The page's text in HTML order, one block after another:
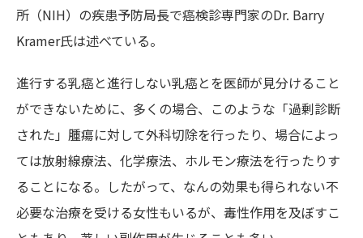
所（NIH）の疾患予防局長で癌検診専門家のDr. Barry
Kramer氏は述べている。
進行する乳癌と進行しない乳癌とを医師が見分けること
ができないために、多くの場合、このような「過剰診断
された」腫瘍に対して外科切除を行ったり、場合によっ
ては放射線療法、化学療法、ホルモン療法を行ったりす
ることになる。したがって、なんの効果も得られない不
必要な治療を受ける女性もいるが、毒性作用を及ぼすこ